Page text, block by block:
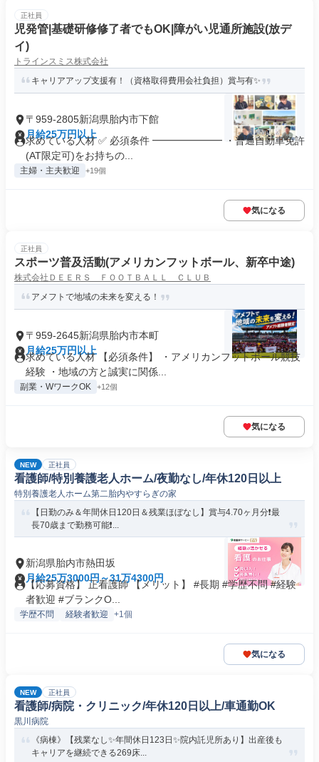
正社員
児発管|基礎研修修了者でもOK|障がい児通所施設(放デ
イ)
トラインスミス株式会社
キャリアアップ支援有！（資格取得費用会社負担）賞与有✨
〒959-2805新潟県胎内市下館
月給25万円以上
求めている人材 ✅ 必須条件 ━━━━━━━ ・普通自動車免許
(AT限定可)をお持ちの...
主婦・主夫歓迎 +19個
気になる
正社員
スポーツ普及活動(アメリカンフットボール、新卒中途)
株式会社ＤＥＥＲＳ ＦＯＯＴＢＡＬＬ ＣＬＵＢ
アメフトで地域の未来を変える！
〒959-2645新潟県胎内市本町
月給25万円以上
求めている人材 【必須条件】 ・アメリカンフットボール競技
経験 ・地域の方と誠実に関係...
副業・WワークOK +12個
気になる
NEW 正社員
看護師/特別養護老人ホーム/夜勤なし/年休120日以上
特別養護老人ホーム第二胎内やすらぎの家
【日勤のみ＆年間休日120日＆残業ほぼなし】賞与4.70ヶ月分❗️最
長70歳まで勤務可能❗...
新潟県胎内市熱田坂
月給25万3000円～31万4300円
【応募資格】 正看護師 【メリット】 #長期 #学歴不問 #経験
者歓迎 #ブランクO...
学歴不問 経験者歓迎 +1個
気になる
NEW 正社員
看護師/病院・クリニック/年休120日以上/車通勤OK
黒川病院
《病棟》【残業なし✨年間休日123日✨院内託児所あり】出産後も
キャリアを継続できる269床...